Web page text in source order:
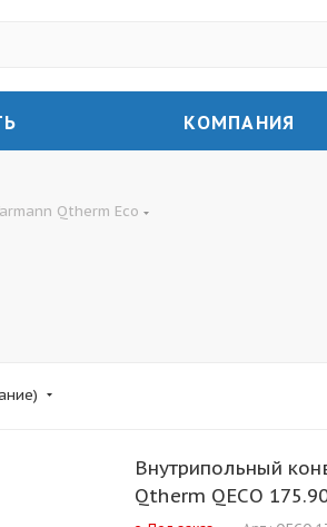
КОМПАНИЯ
Qtherm Eco
Внутрипольный
Qtherm QECO